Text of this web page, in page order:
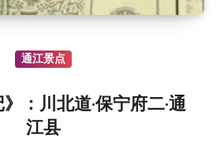
通江景点
》：川北道·保宁府二·通
江县